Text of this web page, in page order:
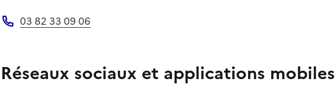
03 82 33 09 06
Réseaux sociaux et applications mobiles